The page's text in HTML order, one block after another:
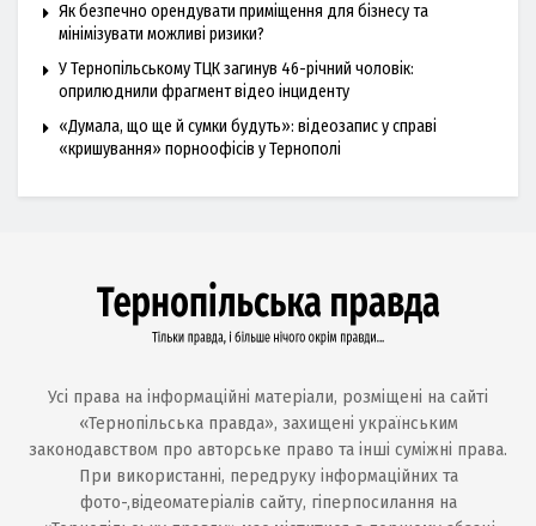
Як безпечно орендувати приміщення для бізнесу та
мінімізувати можливі ризики?
У Тернопільському ТЦК загинув 46-річний чоловік:
оприлюднили фрагмент відео інциденту
«Думала, що ще й сумки будуть»: відеозапис у справі
«кришування» порноофісів у Тернополі
Усі права на інформаційні матеріали, розміщені на сайті
«Тернопільська правда», захищені українським
законодавством про авторське право та інші суміжні права.
При використанні, передруку інформаційних та
фото-,відеоматеріалів сайту, гіперпосилання на